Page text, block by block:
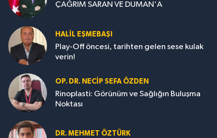
ÇAĞRIM SARAN VE DUMAN'A
HALIL EŞMEBAŞI
Play-Off öncesi, tarihten gelen sese kulak
verin!
OP. DR. NECIP SEFA ÖZDEN
Rinoplasti: Görünüm ve Sağlığın Buluşma
Noktası
DR. MEHMET ÖZTÜRK